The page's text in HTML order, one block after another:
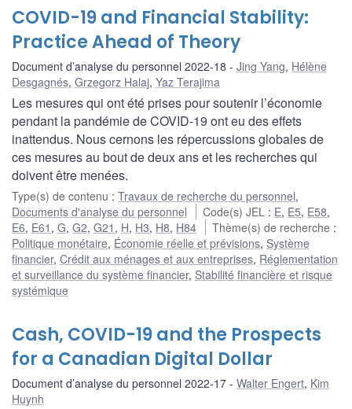
COVID-19 and Financial Stability:
Practice Ahead of Theory
Document d’analyse du personnel 2022-18 Jing Yang, Hélène
Desgagnés, Grzegorz Halaj, Yaz Terajima
Les mesures qui ont été prises pour soutenir l’économie
pendant la pandémie de COVID-19 ont eu des effets
inattendus. Nous cernons les répercussions globales de
ces mesures au bout de deux ans et les recherches qui
doivent être menées.
Type(s) de contenu : Travaux de recherche du personnel,
Documents d'analyse du personnel
Code(s) JEL : E, E5, E58,
E6, E61 , G, G2, G21 , H, H3, H8, H84 Thème(s) de recherche :
Politique monétaire, Économie réelle et prévisions, Système
financier, Crédit aux ménages et aux entreprises, Réglementation
et surveillance du système financier, Stabilité financière et risque
systémique
Cash, COVID-19 and the Prospects
for a Canadian Digital Dollar
Document d’analyse du personnel 2022-17 Walter Engert, Kim
Huynh